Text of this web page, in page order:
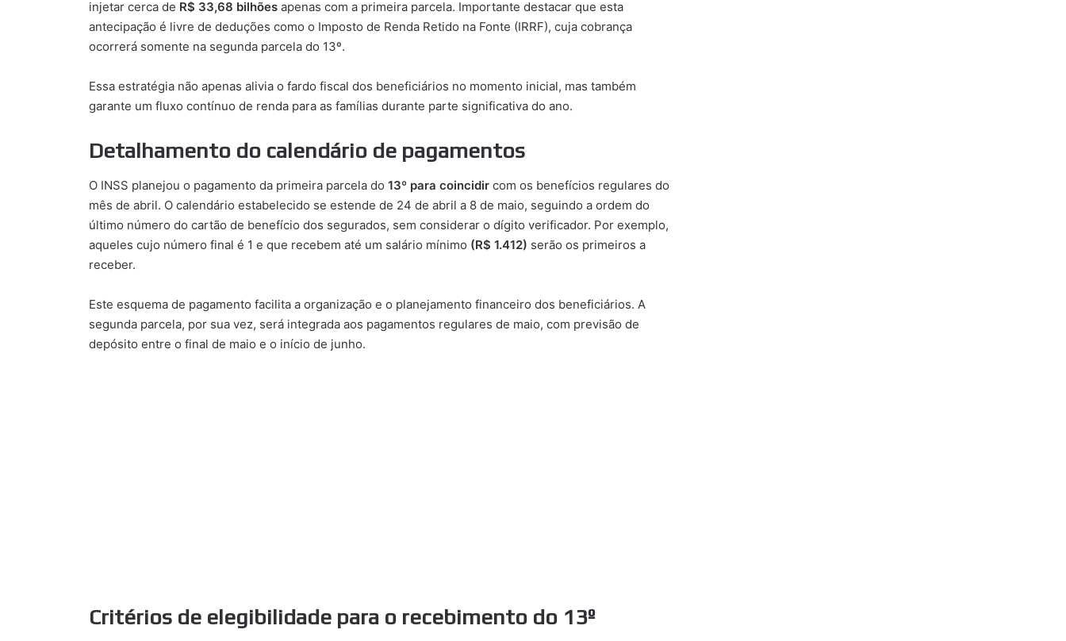
injetar cerca de R$ 33,68 bilhões apenas com a primeira parcela. Importante destacar que esta
antecipação é livre de deduções como o Imposto de Renda Retido na Fonte (IRRF), cuja cobrança
ocorrerá somente na segunda parcela do 13º.
Essa estratégia não apenas alivia o fardo fiscal dos beneficiários no momento inicial, mas também
garante um fluxo contínuo de renda para as famílias durante parte significativa do ano.
Detalhamento do calendário de pagamentos
O INSS planejou o pagamento da primeira parcela do 13º para coincidir com os benefícios regulares do
mês de abril. O calendário estabelecido se estende de 24 de abril a 8 de maio, seguindo a ordem do
último número do cartão de benefício dos segurados, sem considerar o dígito verificador. Por exemplo,
aqueles cujo número final é 1 e que recebem até um salário mínimo (R$ 1.412) serão os primeiros a
receber.
Este esquema de pagamento facilita a organização e o planejamento financeiro dos beneficiários. A
segunda parcela, por sua vez, será integrada aos pagamentos regulares de maio, com previsão de
depósito entre o final de maio e o início de junho.
Critérios de elegibilidade para o recebimento do 13º